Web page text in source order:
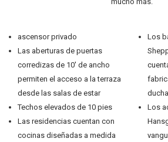
ascensor privado
Las aberturas de puertas
corredizas de 10′ de ancho
permiten el acceso a la terraza
desde las salas de estar
Techos elevados de 10 pies
Las residencias cuentan con
cocinas diseñadas a medida
Los
Los